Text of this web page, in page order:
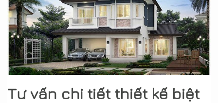
Tư vấn chi tiết thiết kế biệt